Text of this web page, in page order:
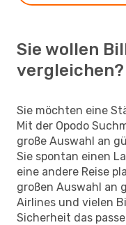
Sie wollen
vergleichen?
Sie möchten eine
Mit der Opodo
große Auswahl an
Sie spontan einen
eine andere Reise
großen Auswahl an
Airlines und vielen
Sicherheit das